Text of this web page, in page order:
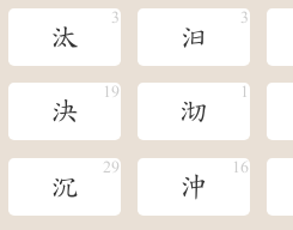
汰 汩
決 沏
沉 沖